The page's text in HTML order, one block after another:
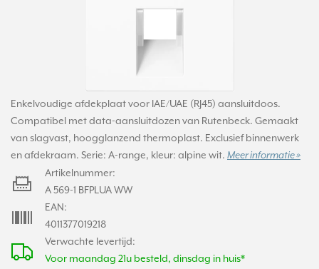
Enkelvoudige afdekplaat voor IAE/UAE (RJ45) aansluitdoos.
Compatibel met data-aansluitdozen van Rutenbeck. Gemaakt
van slagvast, hoogglanzend thermoplast. Exclusief binnenwerk
en afdekraam. Serie: A-range, kleur: alpine wit. Meer informatie »
Verwachte levertijd:
Voor maandag 21u besteld, dinsdag in huis*
Artikelnummer:
A 569-1 BFPLUA WW
EAN:
4011377019218